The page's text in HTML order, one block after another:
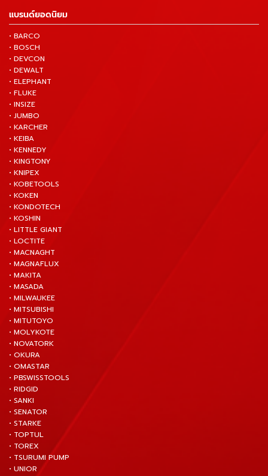
แบรนด์ยอดนิยม
• BARCO
• BOSCH
• DEVCON
• DEWALT
• ELEPHANT
• FLUKE
• INSIZE
• JUMBO
• KARCHER
• KEIBA
• KENNEDY
• KINGTONY
• KNIPEX
• KOBETOOLS
• KOKEN
• KONDOTECH
• KOSHIN
• LITTLE GIANT
• LOCTITE
• MACNAGHT
• MAGNAFLUX
• MAKITA
• MASADA
• MILWAUKEE
• MITSUBISHI
• MITUTOYO
• MOLYKOTE
• NOVATORK
• OKURA
• OMASTAR
• PBSWISSTOOLS
• RIDGID
• SANKI
• SENATOR
• STARKE
• TOPTUL
• TOREX
• TSURUMI PUMP
• UNIOR